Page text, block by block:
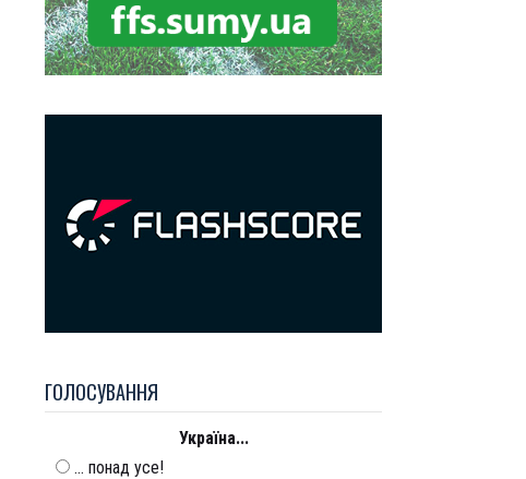
ГОЛОСУВАННЯ
Україна...
... понад усе!